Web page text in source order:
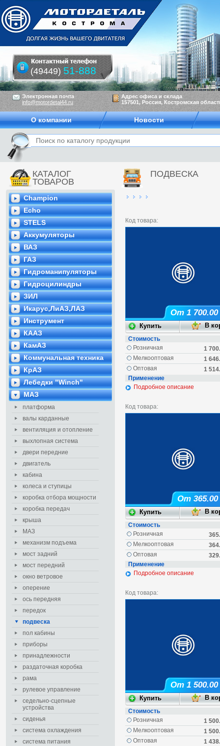
КАТАЛОГ
ТОВАРОВ
Champion
Echo
STELS
Аккумуляторы
ВАЗ
ГАЗ
Гидроманипуляторы
Гидроцилиндры
ЗИЛ
Икарус,ЛиАЗ,ЛАЗ
Инструмент
КААЗ
КамАЗ
Коммунальная техника
КрАЗ
Лебедки "Winch"
МАЗ
платформа
валы карданные
вентиляция и отопление
выхлопная система
двери передние
двигатель
кабина
колеса и ступицы
коробка отбора мощности
коробка передач
крыша
МАЗ
механизм подъема
мост задний
мост передний
окно ветровое
оперение
ось передняя
передок
подвеска
пол кабины
приборы
принадлежности
раздаточная коробка
рама
рулевое управление
седельно-сцепные
устройства
сиденья
система охлаждения
система питания
ПОДВЕСКА
Код товара:
От 1 700.00
Стоимость
1
Розничная
1
Мелкооптовая
1
Оптовая
Применение
Подробное описание
Код товара:
От 365.00
Стоимость
Розничная
Мелкооптовая
Оптовая
Применение
Подробное описание
Код товара:
От 1 500.00
Стоимость
1
Розничная
1
Мелкооптовая
1
Оптовая
Электронная почта
info@motordetal44.ru
Адрес офиса и склада
157501, Россия, Костромская
(49449) 51-888
О компании Новости